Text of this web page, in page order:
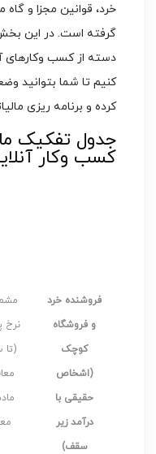
خرد، قوانین مجزا و
گرفته است. در این
دسته از کسب وکارهای
کنیم تا شما بتوانید
کرده و برنامه ریزی
جدول تفکیک
کسب وکار آنلاین
فروشنده خرد
و فروشگاه
کوچک
(اشخاص
حقیقی با
درآمد زیر
سقف)
نرخ